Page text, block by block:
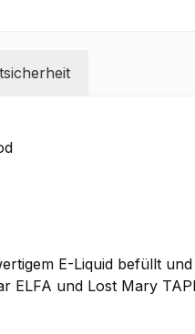
E-Liquid befüllt
ELFA und Lost Mary